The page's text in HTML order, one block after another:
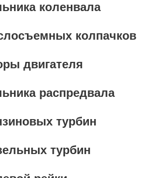
коленвала
колпачков
двигателя
распредвала
турбин
турбин